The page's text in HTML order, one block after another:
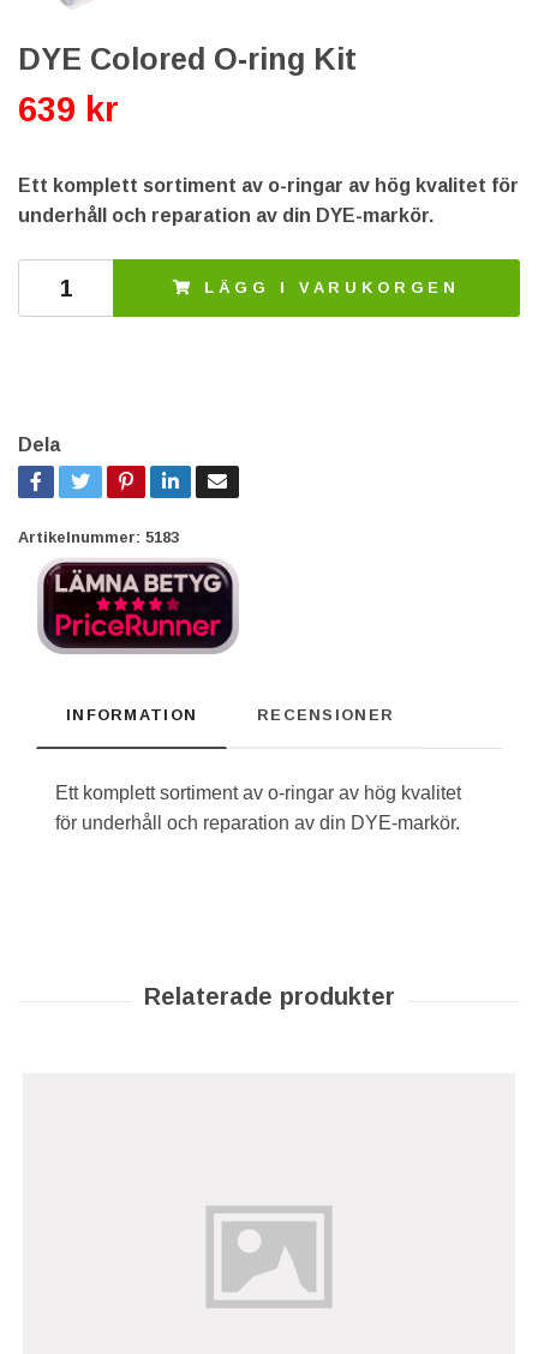
DYE Colored O-ring Kit
639 kr
Ett komplett sortiment av o-ringar av hög kvalitet för
underhåll och reparation av din DYE-markör.
LÄGG I VARUKORGEN
Dela
Artikelnummer: 5183
INFORMATION RECENSIONER
Ett komplett sortiment av o-ringar av hög kvalitet
för underhåll och reparation av din DYE-markör.